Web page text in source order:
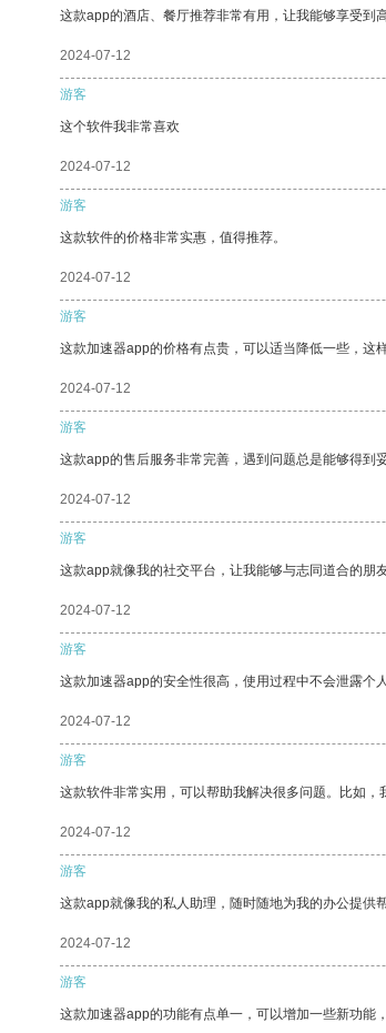
这款app的酒店、餐厅推荐非常有用，让我能够享受到
2024-07-12
游客
这个软件我非常喜欢
2024-07-12
游客
这款软件的价格非常实惠，值得推荐。
2024-07-12
游客
这款加速器app的价格有点贵，可以适当降低一些，这
2024-07-12
游客
这款app的售后服务非常完善，遇到问题总是能够得到
2024-07-12
游客
这款app就像我的社交平台，让我能够与志同道合的朋
2024-07-12
游客
这款加速器app的安全性很高，使用过程中不会泄露个
2024-07-12
游客
这款软件非常实用，可以帮助我解决很多问题。比如，
2024-07-12
游客
这款app就像我的私人助理，随时随地为我的办公提供帮
2024-07-12
游客
这款加速器app的功能有点单一，可以增加一些新功能